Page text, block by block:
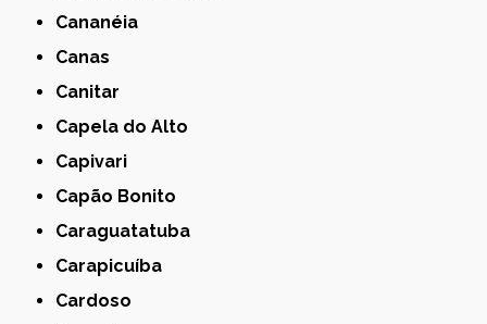
Cananéia
Canas
Canitar
Capela do Alto
Capivari
Capão Bonito
Caraguatatuba
Carapicuíba
Cardoso